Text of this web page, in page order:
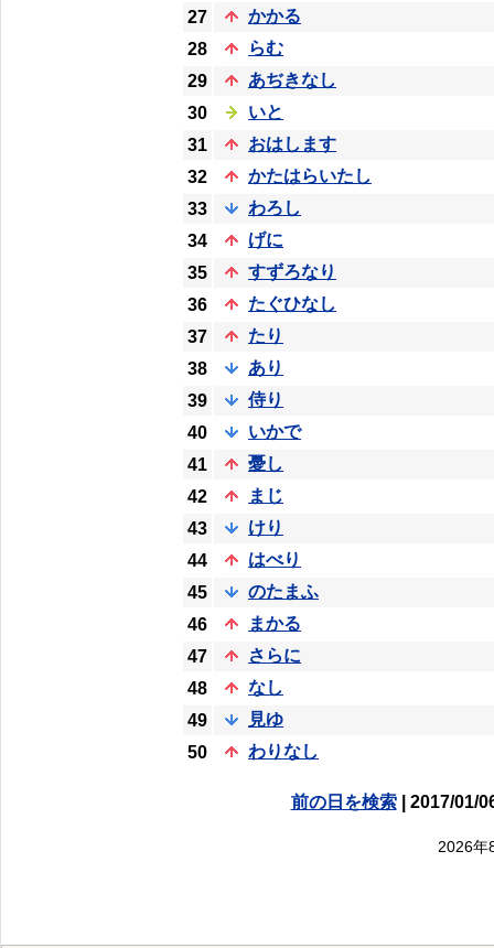
27
かかる
28
らむ
29
あぢきなし
30
いと
31
おはします
32
かたはらいたし
33
わろし
34
げに
35
すずろなり
36
たぐひなし
37
たり
38
あり
39
侍り
40
いかで
41
憂し
42
まじ
43
けり
44
はべり
45
のたまふ
46
まかる
47
さらに
48
なし
49
見ゆ
50
わりなし
前の日を検索| 2017/01/
2026年